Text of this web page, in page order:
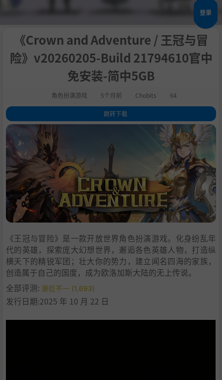
登录
《Crown and Adventure / 王冠与冒
险》v20260205-Build 21794610官中
免安装-简中5GB
角色扮演游戏 5个月前 Chobits 64
跳转下载
1.关于此游戏
立即加入，开启你的史诗冒险之旅！
.系统需求
4. 支持作者
5.学习
《王冠与冒险》是一款开放世界角色扮演游戏。化身纷乱年
代的英雄，探索庞大幻想世界，邂逅各色英雄人物，打造纵
横天下的精锐军团；壮大你的势力，建立闻名四海的家族，
创造属于自己的国度，成为欧洛加斯大陆的无上传说。
全部评测: 褒贬不一 (1,693)
发行日期:2025 年 10 月 22 日